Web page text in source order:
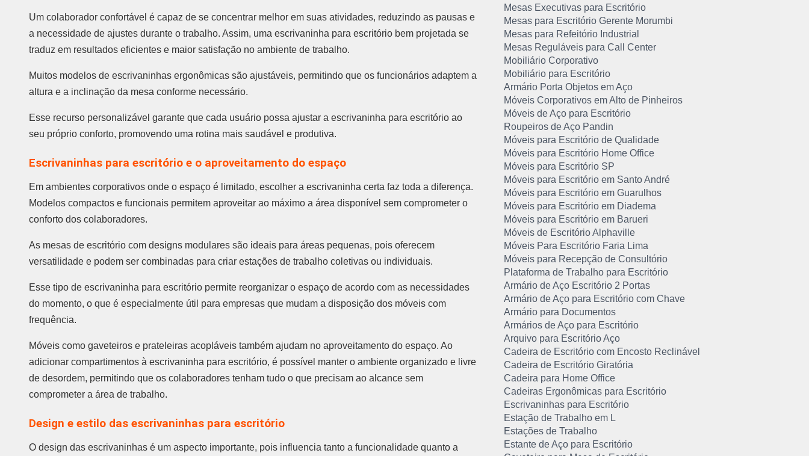
Um colaborador confortável é capaz de se concentrar melhor em suas atividades, reduzindo as pausas e
a necessidade de ajustes durante o trabalho. Assim, uma escrivaninha para escritório bem projetada se
traduz em resultados eficientes e maior satisfação no ambiente de trabalho.
Muitos modelos de escrivaninhas ergonômicas são ajustáveis, permitindo que os funcionários adaptem a
altura e a inclinação da mesa conforme necessário.
Esse recurso personalizável garante que cada usuário possa ajustar a escrivaninha para escritório ao
seu próprio conforto, promovendo uma rotina mais saudável e produtiva.
Escrivaninhas para escritório e o aproveitamento do espaço
Em ambientes corporativos onde o espaço é limitado, escolher a escrivaninha certa faz toda a diferença.
Modelos compactos e funcionais permitem aproveitar ao máximo a área disponível sem comprometer o
conforto dos colaboradores.
As mesas de escritório com designs modulares são ideais para áreas pequenas, pois oferecem
versatilidade e podem ser combinadas para criar estações de trabalho coletivas ou individuais.
Esse tipo de escrivaninha para escritório permite reorganizar o espaço de acordo com as necessidades
do momento, o que é especialmente útil para empresas que mudam a disposição dos móveis com
frequência.
Móveis como gaveteiros e prateleiras acopláveis também ajudam no aproveitamento do espaço. Ao
adicionar compartimentos à escrivaninha para escritório, é possível manter o ambiente organizado e livre
de desordem, permitindo que os colaboradores tenham tudo o que precisam ao alcance sem
comprometer a área de trabalho.
Design e estilo das escrivaninhas para escritório
O design das escrivaninhas é um aspecto importante, pois influencia tanto a funcionalidade quanto a
Mesas Executivas para Escritório
Mesas para Escritório Gerente Morumbi
Mesas para Refeitório Industrial
Mesas Reguláveis para Call Center
Mobiliário Corporativo
Mobiliário para Escritório
Armário Porta Objetos em Aço
Móveis Corporativos em Alto de Pinheiros
Móveis de Aço para Escritório
Roupeiros de Aço Pandin
Móveis para Escritório de Qualidade
Móveis para Escritório Home Office
Móveis para Escritório SP
Móveis para Escritório em Santo André
Móveis para Escritório em Guarulhos
Móveis para Escritório em Diadema
Móveis para Escritório em Barueri
Móveis de Escritório Alphaville
Móveis Para Escritório Faria Lima
Móveis para Recepção de Consultório
Plataforma de Trabalho para Escritório
Armário de Aço Escritório 2 Portas
Armário de Aço para Escritório com Chave
Armário para Documentos
Armários de Aço para Escritório
Arquivo para Escritório Aço
Cadeira de Escritório com Encosto Reclinável
Cadeira de Escritório Giratória
Cadeira para Home Office
Cadeiras Ergonômicas para Escritório
Escrivaninhas para Escritório
Estação de Trabalho em L
Estações de Trabalho
Estante de Aço para Escritório